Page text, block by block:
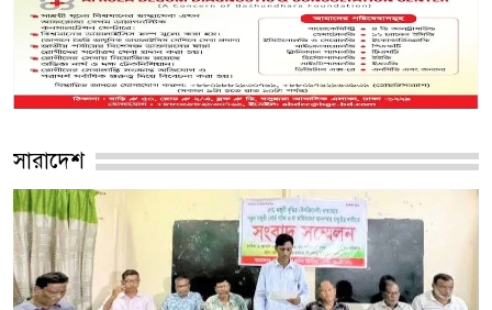
সারাদেশ